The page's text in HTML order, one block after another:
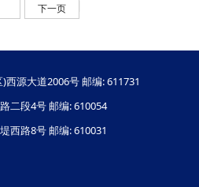
下一页
源大道2006号 邮编: 611731
二段4号 邮编: 610054
西路8号 邮编: 610031